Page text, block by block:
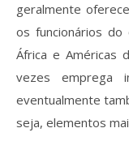
geralmente
os funcionários
África e Américas
vezes emprega
eventualmente
seja, elementos